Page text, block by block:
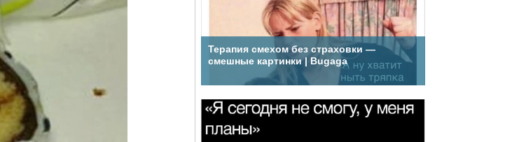
Терапия смехом без страховки —
смешные картинки | Bugaga